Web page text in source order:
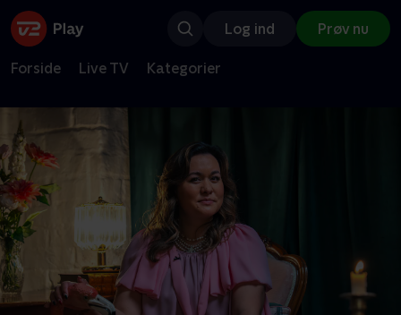
Log ind Prøv nu
Forside Live TV Kategorier